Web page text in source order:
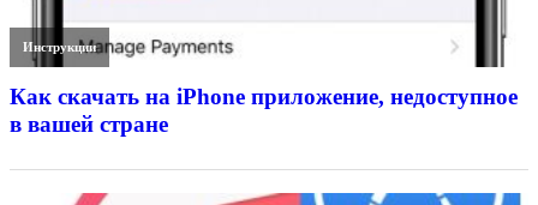
Инструкции
Как скачать на iPhone приложение, недоступное
в вашей стране